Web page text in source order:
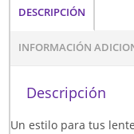
DESCRIPCIÓN
INFORMACIÓN
Descripción
Un estilo para tus